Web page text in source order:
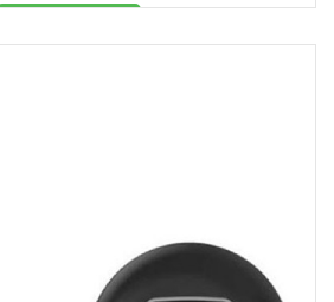
Məhsul mövcuddur